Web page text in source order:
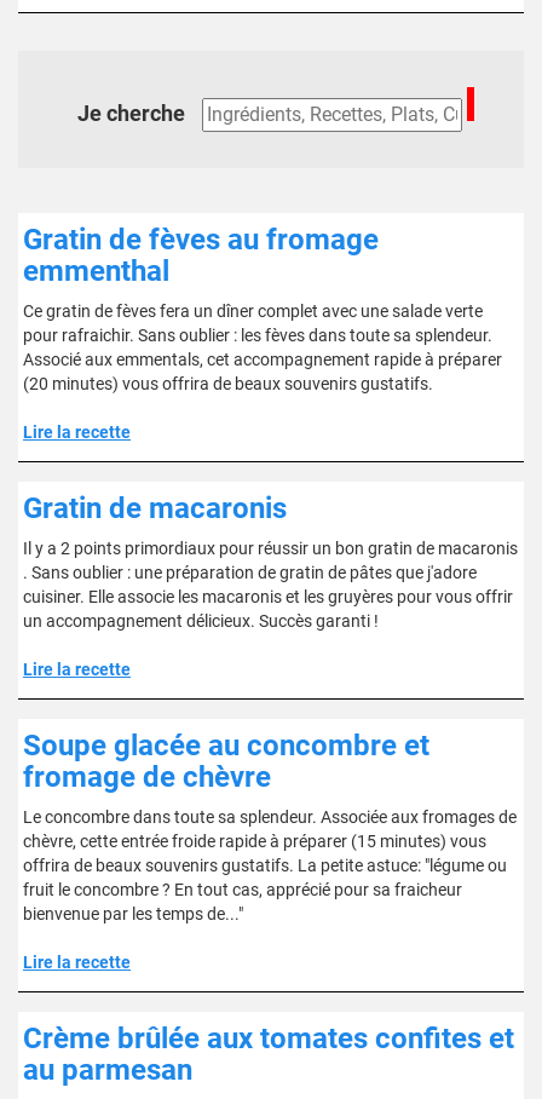
Je cherche
Gratin de fèves au fromage
emmenthal
Ce gratin de fèves fera un dîner complet avec une salade verte
pour rafraichir. Sans oublier : les fèves dans toute sa splendeur.
Associé aux emmentals, cet accompagnement rapide à préparer
(20 minutes) vous offrira de beaux souvenirs gustatifs.
Lire la recette
Gratin de macaronis
Il y a 2 points primordiaux pour réussir un bon gratin de macaronis
. Sans oublier : une préparation de gratin de pâtes que j'adore
cuisiner. Elle associe les macaronis et les gruyères pour vous offrir
un accompagnement délicieux. Succès garanti !
Lire la recette
Soupe glacée au concombre et
fromage de chèvre
Le concombre dans toute sa splendeur. Associée aux fromages de
chèvre, cette entrée froide rapide à préparer (15 minutes) vous
offrira de beaux souvenirs gustatifs. La petite astuce: "légume ou
fruit le concombre ? En tout cas, apprécié pour sa fraicheur
bienvenue par les temps de..."
Lire la recette
Crème brûlée aux tomates confites et
au parmesan